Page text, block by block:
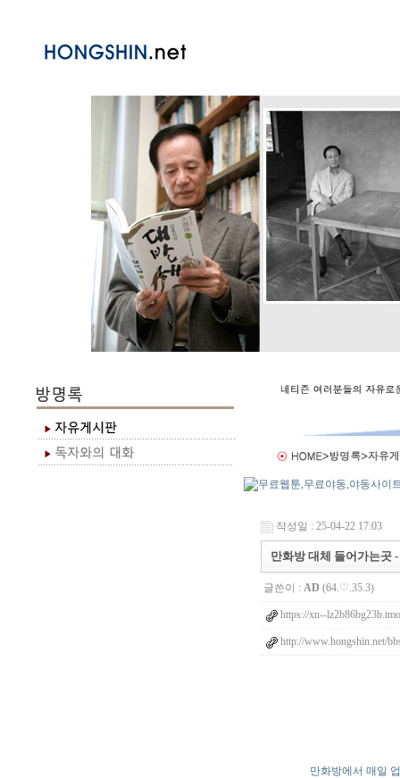
작성일 : 25-04-22 17:03
만화방 대체 들어가는곳
글쓴이 : AD (64.♡.35.3)
https://xn--
http://www.hongshin.net/
만화방에서 매일